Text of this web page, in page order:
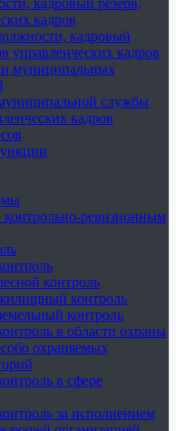
кадровый резерв,
кадров
кадровый
управленческих кадров
муниципальных
службы
кадров
ревизионным
контроль
контроль
контроль
в области охраны
охраняемых
в сфере
за исполнением